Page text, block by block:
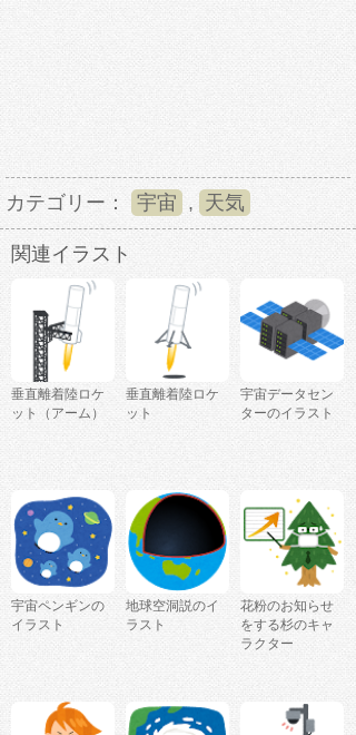
カテゴリー： 宇宙 , 天気
関連イラスト
垂直離着陸ロケ
ット（アーム）
垂直離着陸ロケ
ット
宇宙データセン
ターのイラスト
宇宙ペンギンの
イラスト
地球空洞説のイ
ラスト
花粉のお知らせ
をする杉のキャ
ラクター